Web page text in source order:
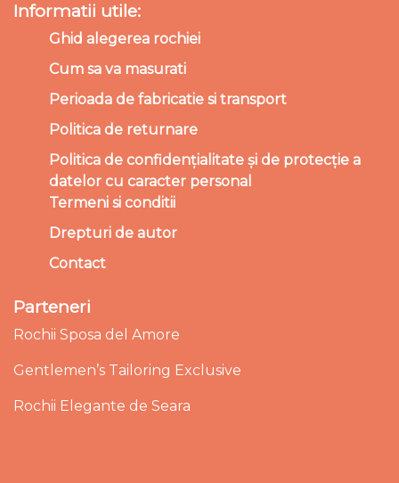
Informatii utile:
Ghid alegerea rochiei
Cum sa va masurati
Perioada de fabricatie si transport
Politica de returnare
Politica de confidențialitate și de protecție a
datelor cu caracter personal
Termeni si conditii
Drepturi de autor
Contact
Parteneri
Rochii Sposa del Amore
Gentlemen’s Tailoring Exclusive
Rochii Elegante de Seara